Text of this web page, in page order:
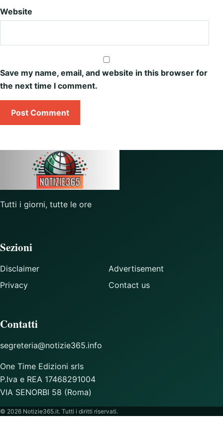
Website
Save my name, email, and website in this browser for
the next time I comment.
Tutti i giorni, tutte le ore
Sezioni
Disclaimer
Privacy
Advertisement
Contact us
Contatti
segreteria@notizie365.info
One Time Edizioni srls
P.Iva e REA 17468291004
VIA SENORBI 58 (Roma)
© 2026 Notizie365.it. Tutti i diritti riservati.